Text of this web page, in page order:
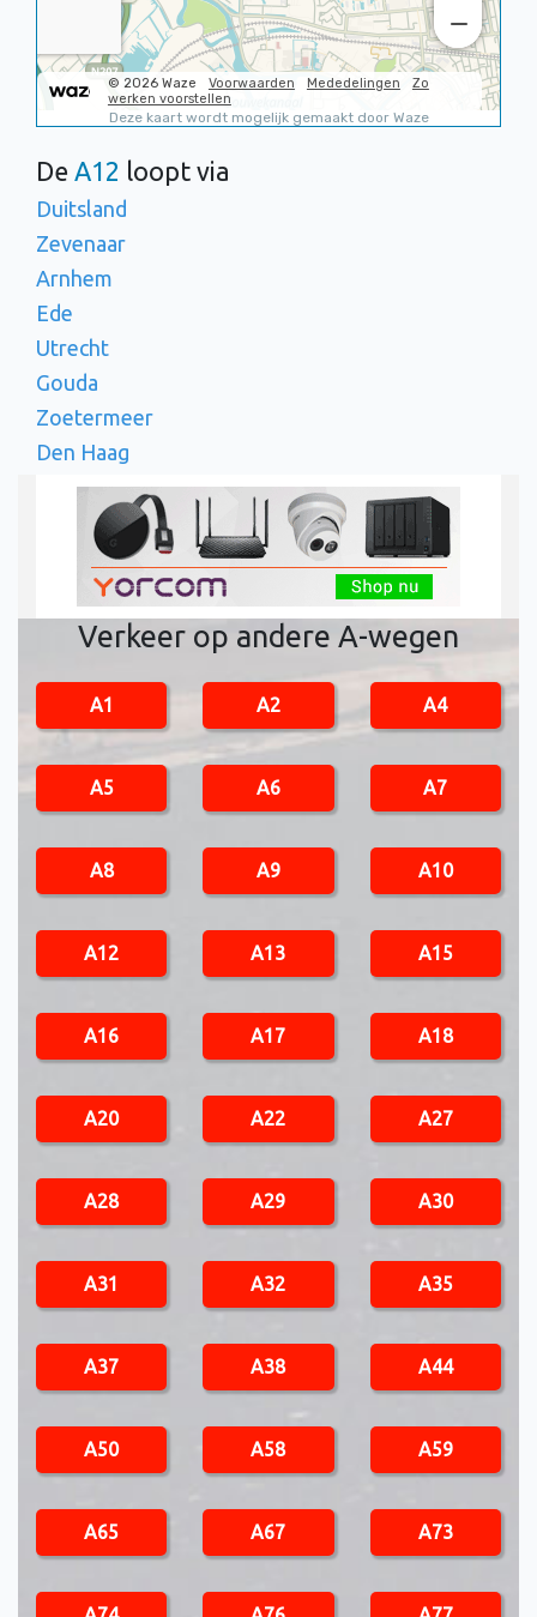
De A12 loopt via
Duitsland
Zevenaar
Arnhem
Ede
Utrecht
Gouda
Zoetermeer
Den Haag
Verkeer op andere A-wegen
A1 A2 A4
A5 A6 A7
A8 A9 A10
A12 A13 A15
A16 A17 A18
A20 A22 A27
A28 A29 A30
A31 A32 A35
A37 A38 A44
A50 A58 A59
A65 A67 A73